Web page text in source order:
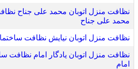
نظافت منزل اتوبان محمد علی جناح
محمد علی جناح
نظافت منزل اتوبان نیایش نظافت
نظافت منزل اتوبان یادگار امام نظافت
امام